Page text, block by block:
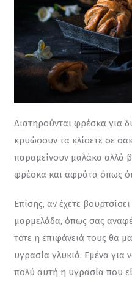
Διατηρούνται φρέσκα για
κρυώσουν τα κλίσετε σε
παραμείνουν μαλάκα αλλά
φρέσκα και αφράτα όπως
Επίσης, αν έχετε
μαρμελάδα, όπως σας
τότε η επιφάνειά τους θα
υγρασία γλυκιά. Εμένα για
πολύ αυτή η υγρασία που